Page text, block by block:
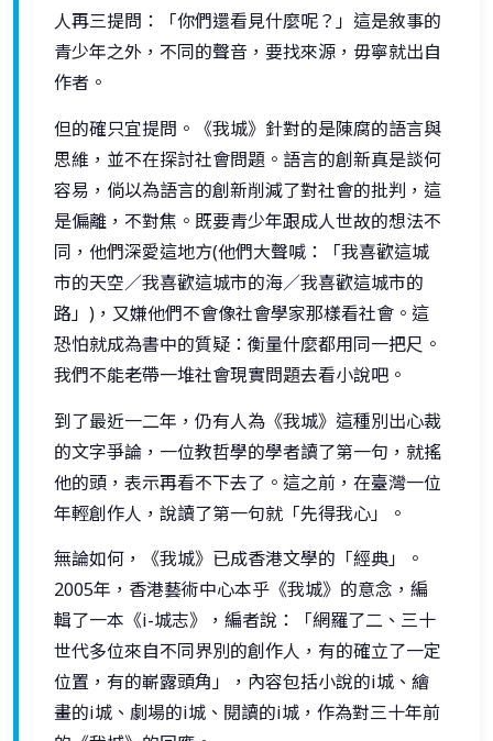
人再三提問：「你們還看見什麼呢？」這是敘事的
青少年之外，不同的聲音，要找來源，毋寧就出自
作者。
但的確只宜提問。《我城》針對的是陳腐的語言與
思維，並不在探討社會問題。語言的創新真是談何
容易，倘以為語言的創新削減了對社會的批判，這
是偏離，不對焦。既要青少年跟成人世故的想法不
同，他們深愛這地方(他們大聲喊：「我喜歡這城
市的天空／我喜歡這城市的海／我喜歡這城市的
路」)，又嫌他們不會像社會學家那樣看社會。這
恐怕就成為書中的質疑：衡量什麼都用同一把尺。
我們不能老帶一堆社會現實問題去看小說吧。
到了最近一二年，仍有人為《我城》這種別出心裁
的文字爭論，一位教哲學的學者讀了第一句，就搖
他的頭，表示再看不下去了。這之前，在臺灣一位
年輕創作人，說讀了第一句就「先得我心」。
無論如何，《我城》已成香港文學的「經典」。
2005年，香港藝術中心本乎《我城》的意念，編
輯了一本《i-城志》，編者說：「網羅了二、三十
世代多位來自不同界別的創作人，有的確立了一定
位置，有的嶄露頭角」，內容包括小說的i城、繪
畫的i城、劇場的i城、閱讀的i城，作為對三十年前